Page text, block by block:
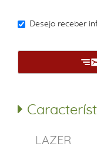
Desejo receber
LAZER